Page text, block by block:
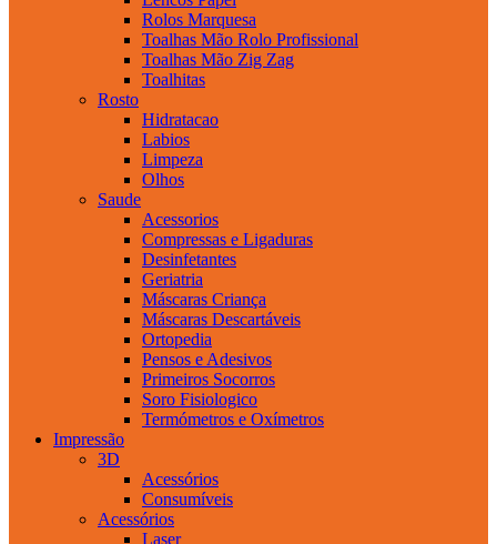
Rolos Marquesa
Toalhas Mão Rolo Profissional
Toalhas Mão Zig Zag
Toalhitas
Rosto
Hidratacao
Labios
Limpeza
Olhos
Saude
Acessorios
Compressas e Ligaduras
Desinfetantes
Geriatria
Máscaras Criança
Máscaras Descartáveis
Ortopedia
Pensos e Adesivos
Primeiros Socorros
Soro Fisiologico
Termómetros e Oxímetros
Impressão
3D
Acessórios
Consumíveis
Acessórios
Laser